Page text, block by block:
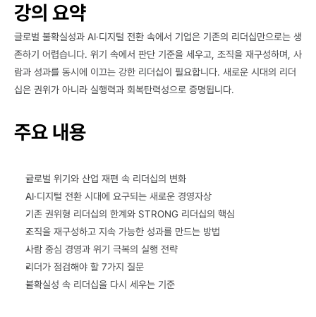
강의 요약
글로벌 불확실성과 AI·디지털 전환 속에서 기업은 기존의 리더십만으로는 생
존하기 어렵습니다. 위기 속에서 판단 기준을 세우고, 조직을 재구성하며, 사
람과 성과를 동시에 이끄는 강한 리더십이 필요합니다. 새로운 시대의 리더
십은 권위가 아니라 실행력과 회복탄력성으로 증명됩니다.
주요 내용
글로벌 위기와 산업 재편 속 리더십의 변화
AI·디지털 전환 시대에 요구되는 새로운 경영자상
기존 권위형 리더십의 한계와 STRONG 리더십의 핵심
조직을 재구성하고 지속 가능한 성과를 만드는 방법
사람 중심 경영과 위기 극복의 실행 전략
리더가 점검해야 할 7가지 질문
불확실성 속 리더십을 다시 세우는 기준